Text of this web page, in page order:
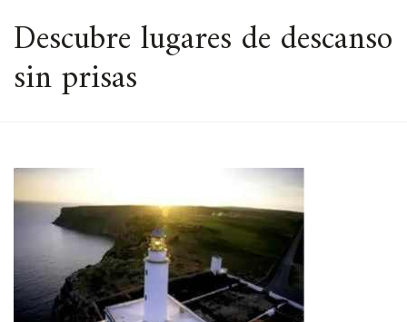
ESPACIO
Descubre lugares de descanso
sin prisas